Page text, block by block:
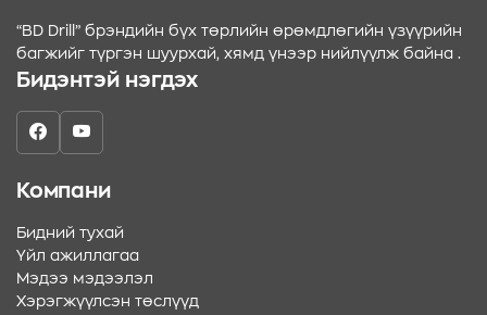
“BD Drill” брэндийн бүх төрлийн өрөмдлөгийн үзүүрийн
багжийг түргэн шуурхай, хямд үнээр нийлүүлж байна .
Бидэнтэй нэгдэх
Компани
Бидний тухай
Үйл ажиллагаа
Мэдээ мэдээлэл
Хэрэгжүүлсэн төслүүд